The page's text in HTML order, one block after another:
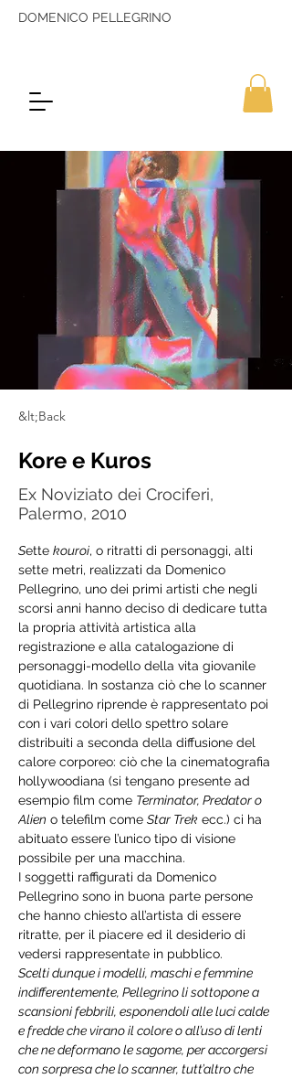
DOMENICO PELLEGRINO
&lt;Back
Kore e Kuros
Ex Noviziato dei Crociferi,
Palermo, 2010
Sette kouroi, o ritratti di personaggi, alti
sette metri, realizzati da Domenico
Pellegrino, uno dei primi artisti che negli
scorsi anni hanno deciso di dedicare tutta
la propria attività artistica alla
registrazione e alla catalogazione di
personaggi-modello della vita giovanile
quotidiana. In sostanza ciò che lo scanner
di Pellegrino riprende è rappresentato poi
con i vari colori dello spettro solare
distribuiti a seconda della diffusione del
calore corporeo: ciò che la cinematografia
hollywoodiana (si tengano presente ad
esempio film come Terminator, Predator o
Alien o telefilm come Star Trek ecc.) ci ha
abituato essere l’unico tipo di visione
possibile per una macchina.
I soggetti raffigurati da Domenico
Pellegrino sono in buona parte persone
che hanno chiesto all’artista di essere
ritratte, per il piacere ed il desiderio di
vedersi rappresentate in pubblico.
Scelti dunque i modelli, maschi e femmine
indifferentemente, Pellegrino li sottopone a
scansioni febbrili, esponendoli alle luci calde
e fredde che virano il colore o all’uso di lenti
che ne deformano le sagome, per accorgersi
con sorpresa che lo scanner, tutt’altro che